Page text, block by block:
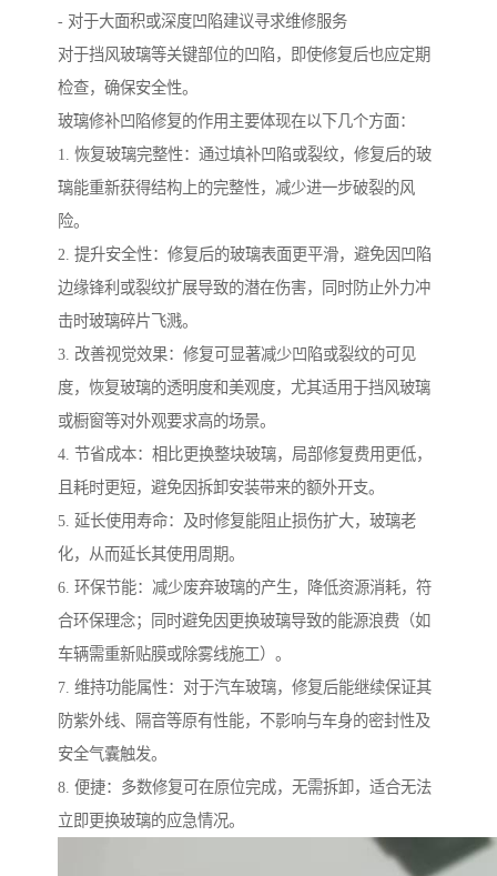
- 对于大面积或深度凹陷建议寻求维修服务
对于挡风玻璃等关键部位的凹陷，即使修复后也应定期
检查，确保安全性。
玻璃修补凹陷修复的作用主要体现在以下几个方面：
1. 恢复玻璃完整性：通过填补凹陷或裂纹，修复后的玻
璃能重新获得结构上的完整性，减少进一步破裂的风
险。
2. 提升安全性：修复后的玻璃表面更平滑，避免因凹陷
边缘锋利或裂纹扩展导致的潜在伤害，同时防止外力冲
击时玻璃碎片飞溅。
3. 改善视觉效果：修复可显著减少凹陷或裂纹的可见
度，恢复玻璃的透明度和美观度，尤其适用于挡风玻璃
或橱窗等对外观要求高的场景。
4. 节省成本：相比更换整块玻璃，局部修复费用更低，
且耗时更短，避免因拆卸安装带来的额外开支。
5. 延长使用寿命：及时修复能阻止损伤扩大，玻璃老
化，从而延长其使用周期。
6. 环保节能：减少废弃玻璃的产生，降低资源消耗，符
合环保理念；同时避免因更换玻璃导致的能源浪费（如
车辆需重新贴膜或除雾线施工）。
7. 维持功能属性：对于汽车玻璃，修复后能继续保证其
防紫外线、隔音等原有性能，不影响与车身的密封性及
安全气囊触发。
8. 便捷：多数修复可在原位完成，无需拆卸，适合无法
立即更换玻璃的应急情况。